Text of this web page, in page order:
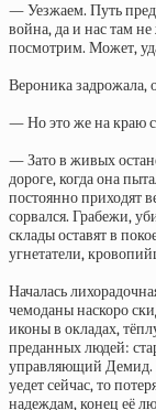
— Уезжаем. Путь
война, да и нас там
посмотрим. Может,
Вероника
— Но это же на краю
— Зато в живых
дороге, когда она
постоянно приходят
сорвался. Грабежи,
склады оставят в
угнетатели,
Началась
чемоданы наскоро
иконы в окладах,
преданных людей:
управляющий Демид.
уедет сейчас, то
надеждам, конец её